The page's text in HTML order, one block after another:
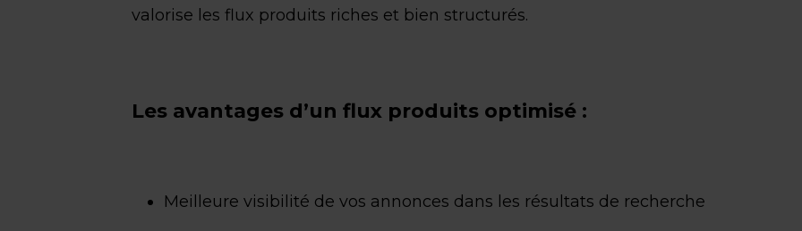
valorise les flux produits riches et bien structurés.
Les avantages d’un flux produits optimisé :
Meilleure visibilité de vos annonces dans les résultats de recherche